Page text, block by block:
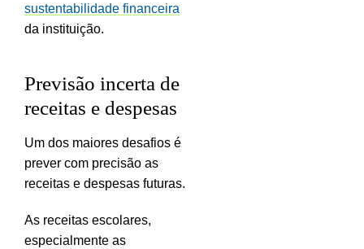
sustentabilidade financeira
da instituição.
Previsão incerta de
receitas e despesas
Um dos maiores desafios é
prever com precisão as
receitas e despesas futuras.
As receitas escolares,
especialmente as